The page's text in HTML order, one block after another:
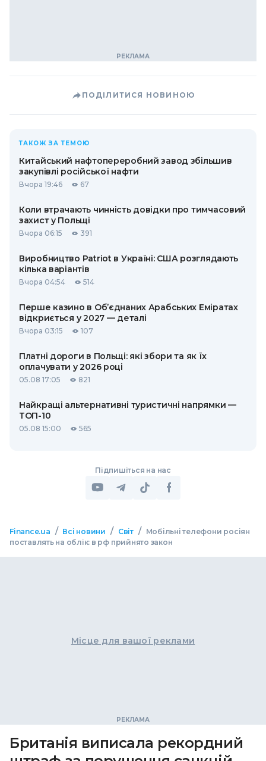
ПОДІЛИТИСЯ НОВИНОЮ
ТАКОЖ ЗА ТЕМОЮ
Китайський нафтопереробний завод збільшив
закупівлі російської нафти
Вчора 19:46 67
Коли втрачають чинність довідки про тимчасовий
захист у Польщі
Вчора 06:15 391
Виробництво Patriot в Україні: США розглядають
кілька варіантів
Вчора 04:54 514
Перше казино в Об’єднаних Арабських Еміратах
відкриється у 2027 — деталі
Вчора 03:15 107
Платні дороги в Польщі: які збори та як їх
оплачувати у 2026 році
05.08 17:05 821
Найкращі альтернативні туристичні напрямки —
ТОП-10
05.08 15:00 565
Підпишіться на нас
Finance.ua / Всі новини / Світ /
Мобільні телефони росіян
поставлять на облік: в рф прийнято закон
Місце для вашої реклами
Британія виписала рекордний